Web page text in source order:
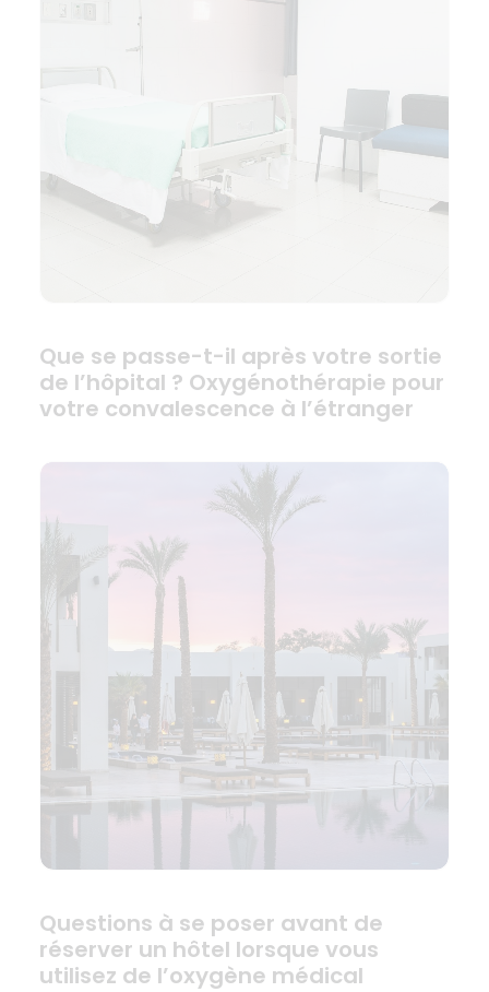
Que se passe-t-il après votre sortie
de l’hôpital ? Oxygénothérapie pour
votre convalescence à l’étranger
Questions à se poser avant de
réserver un hôtel lorsque vous
utilisez de l’oxygène médical